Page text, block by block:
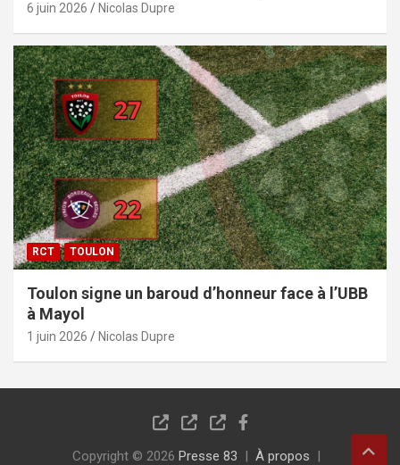
6 juin 2026 Nicolas Dupre
RCT TOULON
Toulon signe un baroud d’honneur face à l’UBB
à Mayol
1 juin 2026 Nicolas Dupre
Copyright © 2026 Presse 83 À propos